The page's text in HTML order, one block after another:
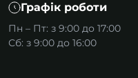
Графік роботи
Пн – Пт: з 9:00 до 17:00
Сб: з 9:00 до 16:00